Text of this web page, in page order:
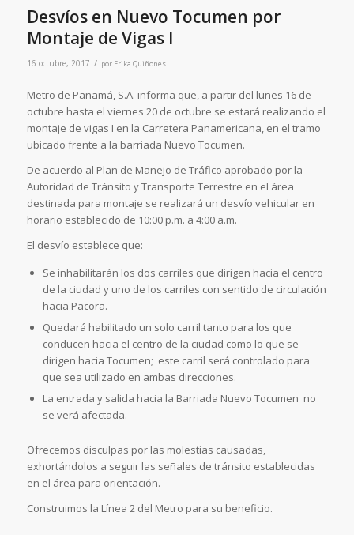
Desvíos en Nuevo Tocumen por
Montaje de Vigas I
16 octubre, 2017 / por Erika Quiñones
Metro de Panamá, S.A. informa que, a partir del lunes 16 de
octubre hasta el viernes 20 de octubre se estará realizando el
montaje de vigas I en la Carretera Panamericana, en el tramo
ubicado frente a la barriada Nuevo Tocumen.
De acuerdo al Plan de Manejo de Tráfico aprobado por la
Autoridad de Tránsito y Transporte Terrestre en el área
destinada para montaje se realizará un desvío vehicular en
horario establecido de 10:00 p.m. a 4:00 a.m.
El desvío establece que:
Se inhabilitarán los dos carriles que dirigen hacia el centro
de la ciudad y uno de los carriles con sentido de circulación
hacia Pacora.
Quedará habilitado un solo carril tanto para los que
conducen hacia el centro de la ciudad como lo que se
dirigen hacia Tocumen; este carril será controlado para
que sea utilizado en ambas direcciones.
La entrada y salida hacia la Barriada Nuevo Tocumen no
se verá afectada.
Ofrecemos disculpas por las molestias causadas,
exhortándolos a seguir las señales de tránsito establecidas
en el área para orientación.
Construimos la Línea 2 del Metro para su beneficio.